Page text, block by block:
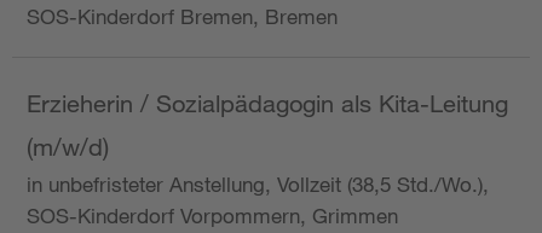
SOS-Kinderdorf Bremen, Bremen
Erzieherin / Sozialpädagogin als Kita-Leitung
(m/w/d)
in unbefristeter Anstellung, Vollzeit (38,5 Std./Wo.),
SOS-Kinderdorf Vorpommern, Grimmen